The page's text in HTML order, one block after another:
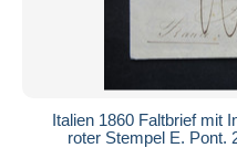
Italien 1860 Faltbrief mit
roter Stempel E. Pont.